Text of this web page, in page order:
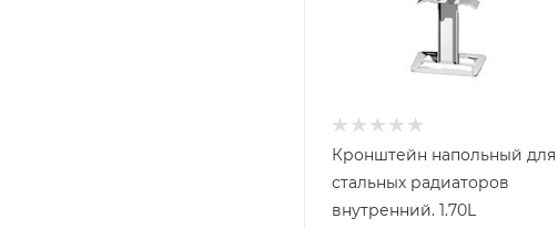
Кронштейн напольный для
стальных радиаторов
внутренний. 1.70L